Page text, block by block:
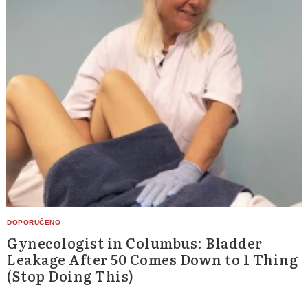
Gynecologist in Columbus: Bladder
Leakage After 50 Comes Down to 1 Thing
(Stop Doing This)